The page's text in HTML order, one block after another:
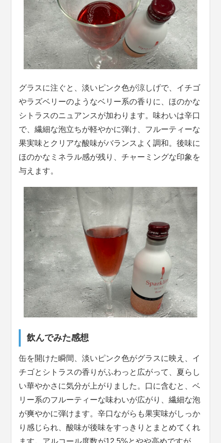
グラスに注ぐと、淡いピンク色が涼しげで、イチゴ
やラズベリーのようなベリー系の香りに、ほのかな
シトラスのニュアンスが加わります。味わいは辛口
で、繊細な泡立ちが軽やかに弾け、フルーティーな
果実味とクリアな酸味がバランスよく調和。後味に
ほのかなミネラル感が残り、チャーミングな印象を
与えます。
飲んでみた感想
缶を開けた瞬間、淡いピンク色がグラスに映え、イ
チゴとシトラスの香りがふわっと広がって、夏らし
い華やかさに気分が上がりました。口に含むと、ベ
リー系のフルーティーな味わいが広がり、繊細な泡
が爽やかに弾けます。辛口ながらも果実味がしっか
り感じられ、酸味が後味をすっきりとまとめてくれ
ます。アルコール度数が12.5%とやや高めですが、